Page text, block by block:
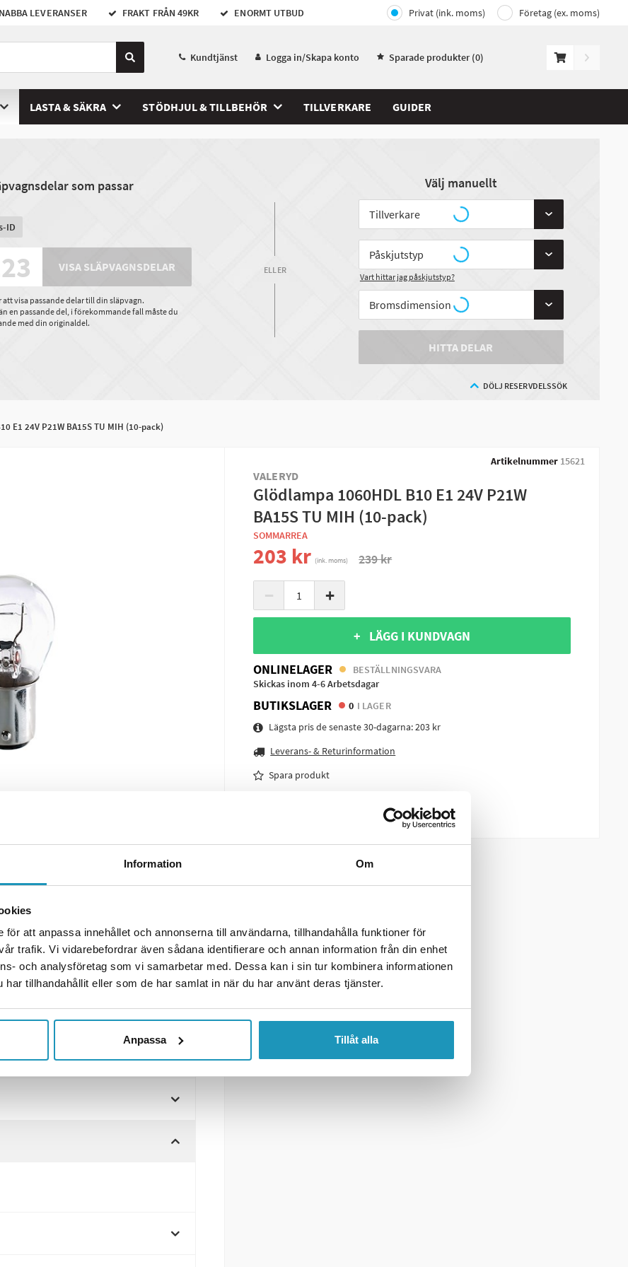
Information Om
för att anpassa innehållet och annonserna till användarna, tillhandahålla funktioner för
trafik. Vi vidarebefordrar även sådana identifierare och annan information från din enhet
och analysföretag som vi samarbetar med. Dessa kan i sin tur kombinera informationen
har tillhandahållit eller som de har samlat in när du har använt deras tjänster.
Anpassa Tillåt alla
LEVERANSER FRAKT FRÅN 49KR ENORMT UTBUD Privat (ink. moms) Företag (ex. moms)
Kundtjänst Logga in/Skapa konto Sparade produkter (0)
LASTA & SÄKRA STÖDHJUL & TILLBEHÖR TILLVERKARE GUIDER
som passar
ID
VISA SLÄPVAGNSDELAR
visa passande delar till din släpvagn.
en passande del, i förekommande fall måste du
med din originaldel.
ELLER
Välj manuellt
Vart hittar jag påskjutstyp?
HITTA DELAR
DÖLJ RESERVDELSSÖK
E1 24V P21W BA15S TU MIH (10-pack)
Artikelnummer 15621
VALERYD
Glödlampa 1060HDL B10 E1 24V P21W
BA15S TU MIH (10-pack)
SOMMARREA
203 kr (ink. moms) 239 kr
− +
+ LÄGG I KUNDVAGN
ONLINELAGER
BESTÄLLNINGSVARA
Skickas inom 4-6 Arbetsdagar
BUTIKSLAGER 0 I LAGER
Lägsta pris de senaste 30-dagarna:203 kr
Leverans- & Returinformation
Spara produkt
och 21 watt. Utrustade med
exempelvis lastbilar och